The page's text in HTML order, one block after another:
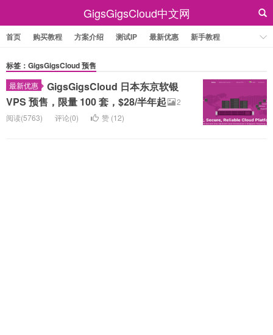
GigsGigsCloud中文网
首页 购买教程 方案介绍 测试IP 最新优惠 新手教程
标签：GigsGigsCloud 预售
最新优惠
GigsGigsCloud 日本东京软银
VPS 预售，限量 100 套，$28/半年起
2
阅读(5763)
评论(0) 赞 (12)